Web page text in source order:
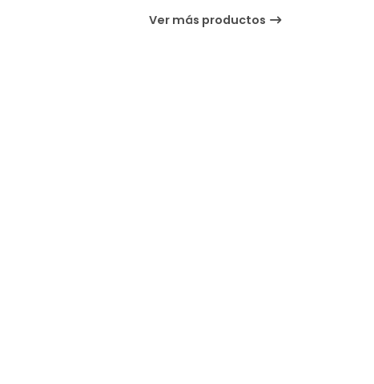
Ver más productos